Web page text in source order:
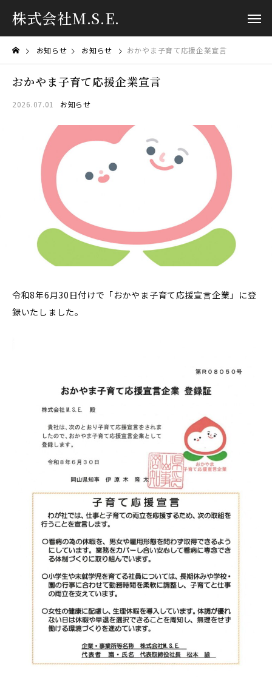
株式会社M.S.E.
お知らせ お知らせ おかやま子育て応援企業宣言
おかやま子育て応援企業宣言
2026.07.01 お知らせ
令和8年6月30日付けで「おかやま子育て応援宣言企業」に登
録いたしました。